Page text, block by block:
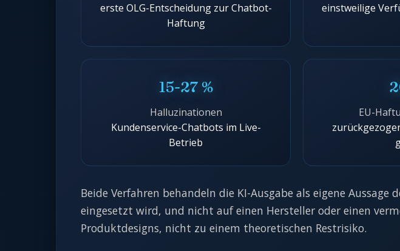
erste OLG-Entscheidung zur Chatbot-
Haftung
einstweilige
15-27 %
Halluzinationen
Kundenservice-Chatbots im Live-
Betrieb
EU-
Beide Verfahren behandeln die KI-Ausgabe als eigene
eingesetzt wird, und nicht auf einen Hersteller oder einen
Produktdesigns, nicht zu einem theoretischen Restrisiko.